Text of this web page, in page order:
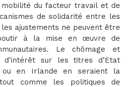
du facteur travail et de
de solidarité entre les
ajustements ne peuvent être
à la mise en œuvre de
Le chômage et
d’intérêt sur les titres d’Etat
ou en Irlande en seraient la
comme les politiques de